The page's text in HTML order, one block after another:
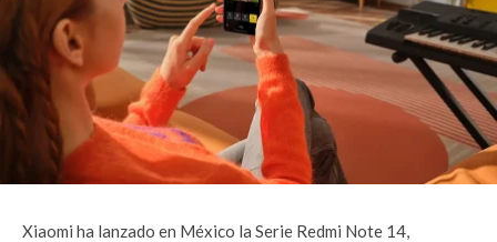
Xiaomi ha lanzado en México la Serie Redmi Note 14,